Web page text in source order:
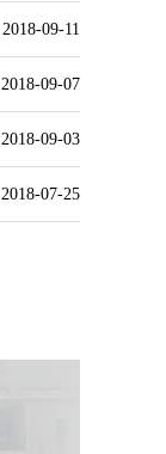
2018-09-11
2018-09-07
2018-09-03
2018-07-25